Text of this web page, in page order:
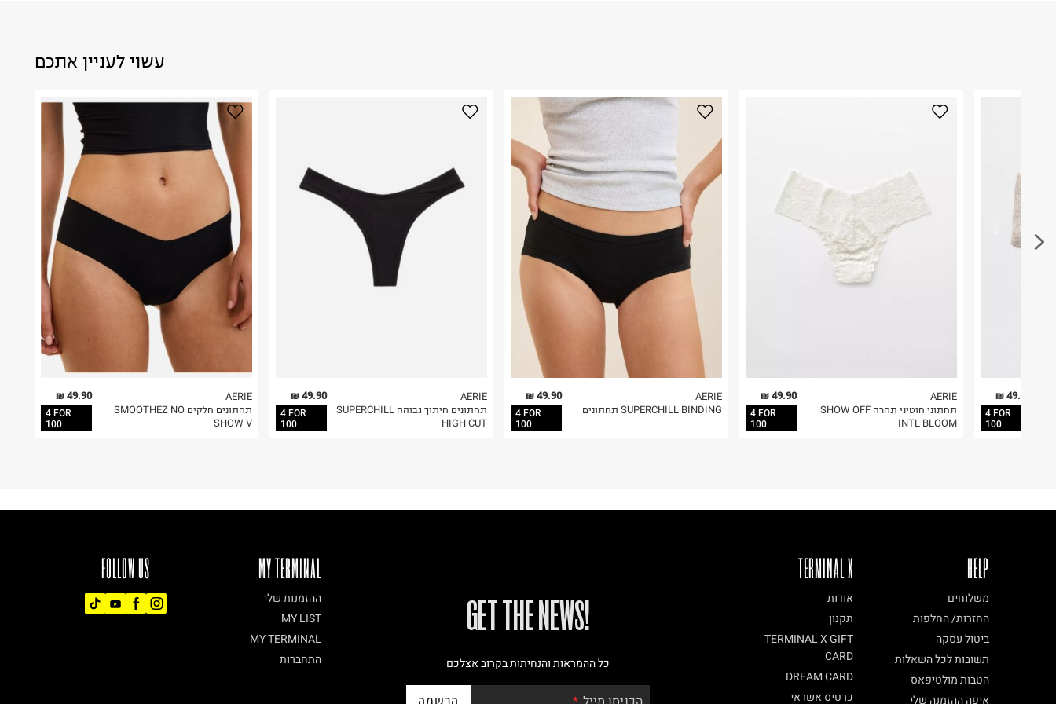
עשוי לעניין אתכם
49.90 ₪
4 FOR
100
AERIE
תחתונים חלקים SMOOTHEZ NO
SHOW V
49.90 ₪
4 FOR
100
AERIE
תחתונים חיתוך גבוהה SUPERCHILL
HIGH CUT
49.90 ₪
4 FOR
100
AERIE
SUPERCHILL BINDING תחתונים
49.90 ₪
4 FOR
100
AERIE
תחתוני חוטיני תחרה SHOW OFF
INTL BLOOM
49.90 ₪
4 FOR
100
FOLLOW US MY TERMINAL
ההזמנות שלי
MY LIST
MY TERMINAL
התחברות
!GET THE NEWS
כל ההמראות והנחיתות בקרוב אצלכם
TERMINAL X
אודות
תקנון
TERMINAL X GIFT
CARD
DREAM CARD
כרטיס אשראי
HELP
משלוחים
החזרות/ החלפות
ביטול עסקה
תשובות לכל השאלות
הטבות מולטיפאס
איפה ההזמנה שלי